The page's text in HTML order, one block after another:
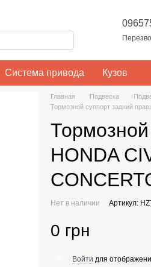
Система привода Кузов
Главная Подвеска
Тормозной суппорт задний
HONDA
Нет в наличии Артикул:
0 грн
Войти для